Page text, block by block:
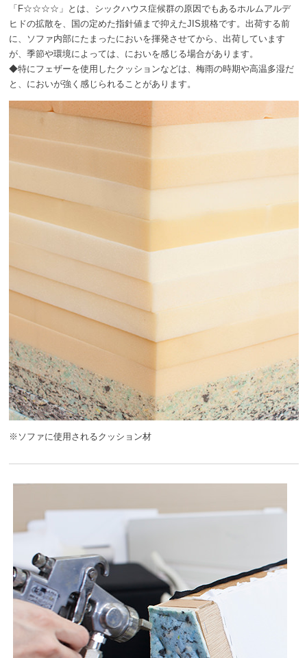
「F☆☆☆☆」とは、シックハウス症候群の原因でもあるホルムアルデ
ヒドの拡散を、国の定めた指針値まで抑えたJIS規格です。出荷する前
に、ソファ内部にたまったにおいを揮発させてから、出荷しています
が、季節や環境によっては、においを感じる場合があります。
◆特にフェザーを使用したクッションなどは、梅雨の時期や高温多湿だ
と、においが強く感じられることがあります。
※ソファに使用されるクッション材